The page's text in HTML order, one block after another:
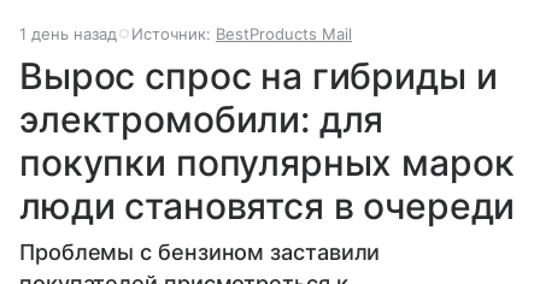
1 день назад Источник: BestProducts Mail
Вырос спрос на гибриды и
электромобили: для
покупки популярных марок
люди становятся в очереди
Проблемы с бензином заставили